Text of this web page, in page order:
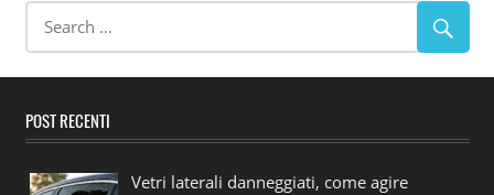
POST RECENTI
Vetri laterali danneggiati, come agire